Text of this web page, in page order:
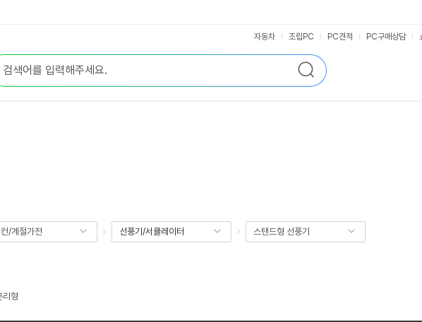
검
색
자동차 조립PC PC견적 PC구매상담
/계절가전 선풍기/서큘레이터 스탠드형 선풍기
리형